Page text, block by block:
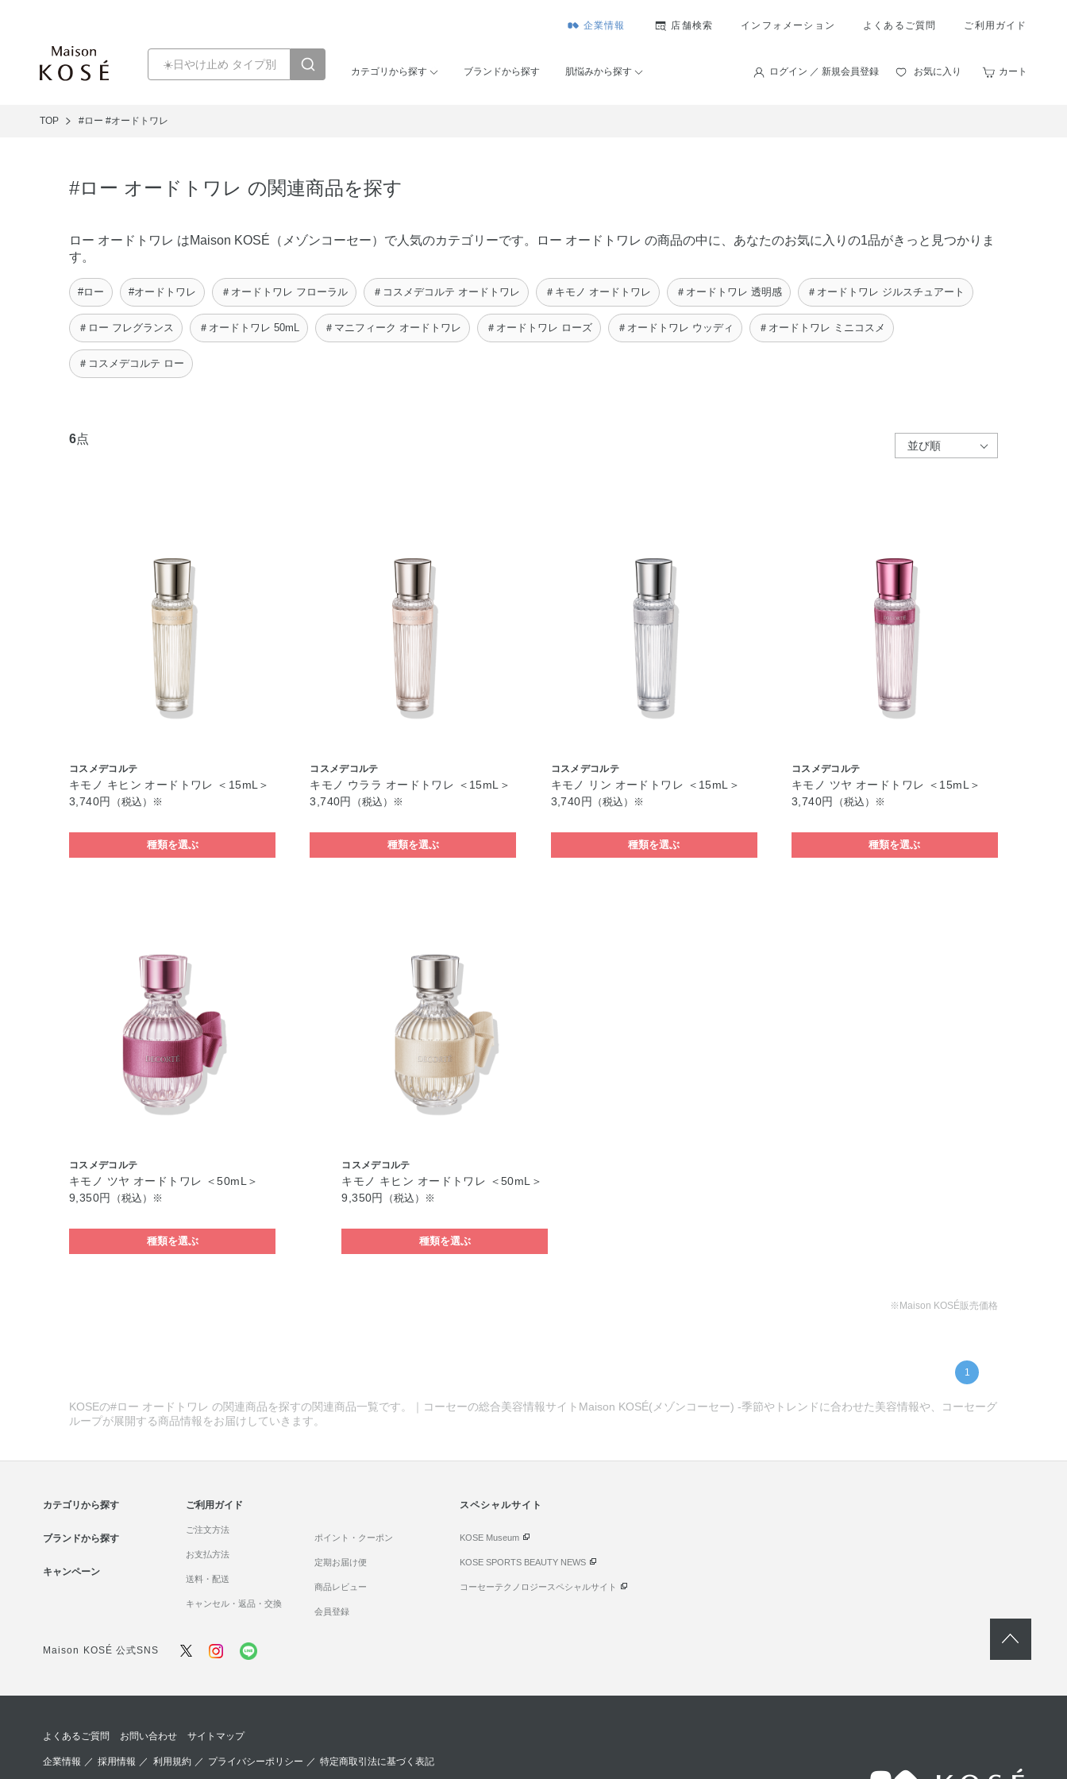
企業情報 店舗検索 インフォメーション よくあるご質問 ご利用ガイド
カテゴリから探す ブランドから探す 肌悩みから探す ログイン ／ 新規会員登録 お気に入り カート
TOP #ロー #オードトワレ
#ロー オードトワレ の関連商品を探す
ロー オードトワレ はMaison KOSÉ（メゾンコーセー）で人気のカテゴリーです。ロー オードトワレ の商品の中に、あなたのお気に入りの1品がきっと見つかりま
す。
#ロー #オードトワレ ＃オードトワレ フローラル ＃コスメデコルテ オードトワレ ＃キモノ オードトワレ ＃オードトワレ 透明感 ＃オードトワレ ジルスチュアート
＃ロー フレグランス ＃オードトワレ 50mL ＃マニフィーク オードトワレ ＃オードトワレ ローズ ＃オードトワレ ウッディ ＃オードトワレ ミニコスメ
＃コスメデコルテ ロー
6点
コスメデコルテ
キモノ キヒン オードトワレ ＜15mL＞
3,740円
（税込）※
種類を選ぶ
コスメデコルテ
キモノ ウララ オードトワレ ＜15mL＞
3,740円
（税込）※
種類を選ぶ
コスメデコルテ
キモノ リン オードトワレ ＜15mL＞
3,740円
（税込）※
種類を選ぶ
コスメデコルテ
キモノ ツヤ オードトワレ ＜15mL＞
3,740円
（税込）※
種類を選ぶ
コスメデコルテ
キモノ ツヤ オードトワレ ＜50mL＞
9,350円
（税込）※
種類を選ぶ
コスメデコルテ
キモノ キヒン オードトワレ ＜50mL＞
9,350円
（税込）※
種類を選ぶ
※Maison KOSÉ販売価格
1
KOSEの#ロー オードトワレ の関連商品を探すの関連商品一覧です。｜コーセーの総合美容情報サイトMaison KOSÉ(メゾンコーセー) -季節やトレンドに合わせた美容情報や、コーセーグ
ループが展開する商品情報をお届けしていきます。
カテゴリから探す
ブランドから探す
キャンペーン
ご利用ガイド
ご注文方法
お支払方法
送料・配送
キャンセル・返品・交換
ポイント・クーポン
定期お届け便
商品レビュー
会員登録
スペシャルサイト
KOSE Museum
KOSE SPORTS BEAUTY NEWS
コーセーテクノロジースペシャルサイト
Maison KOSÉ 公式SNS
よくあるご質問 お問い合わせ サイトマップ
企業情報 ／採用情報 ／ 利用規約／ プライバシーポリシー ／ 特定商取引法に基づく表記